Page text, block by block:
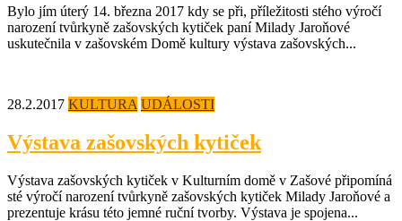
Bylo jím úterý 14. března 2017 kdy se při, příležitosti stého výročí
narození tvůrkyně zašovských kytiček paní Milady Jaroňové
uskutečnila v zašovském Domě kultury výstava zašovských...
28.2.2017 KULTURA UDÁLOSTI
Výstava zašovských kytiček
Výstava zašovských kytiček v Kulturním domě v Zašové připomíná
sté výročí narození tvůrkyně zašovských kytiček Milady Jaroňové a
prezentuje krásu této jemné ruční tvorby. Výstava je spojena...